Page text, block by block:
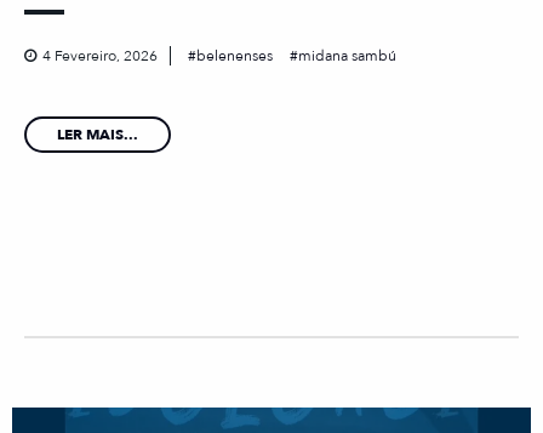
4 Fevereiro, 2026 belenenses midana sambú
LER MAIS...